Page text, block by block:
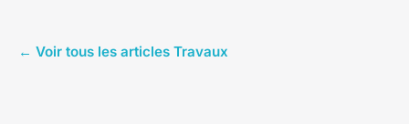
← Voir tous les articles Travaux